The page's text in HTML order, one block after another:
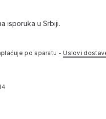
isporuka u Srbiji.
po aparatu -Uslovi